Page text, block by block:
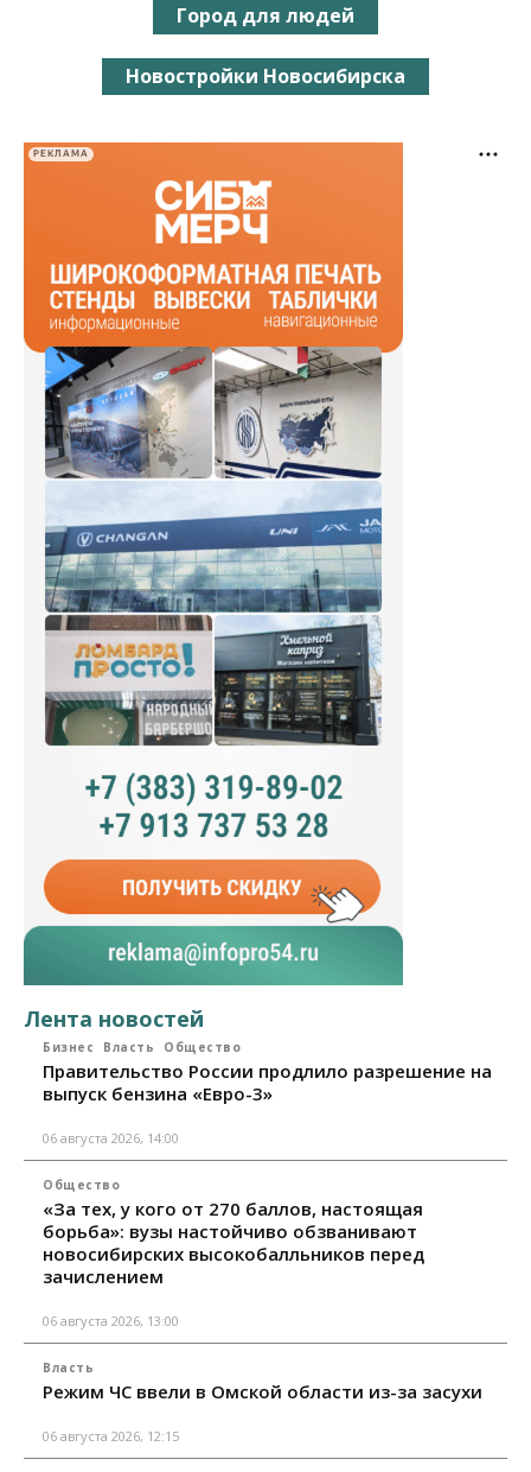
Город для людей
Новостройки Новосибирска
РЕКЛАМА
Лента новостей
Бизнес Власть Общество
Правительство России продлило разрешение на
выпуск бензина «Евро-3»
06 августа 2026, 14:00
Общество
«За тех, у кого от 270 баллов, настоящая
борьба»: вузы настойчиво обзванивают
новосибирских высокобалльников перед
зачислением
06 августа 2026, 13:00
Власть
Режим ЧС ввели в Омской области из-за засухи
06 августа 2026, 12:15